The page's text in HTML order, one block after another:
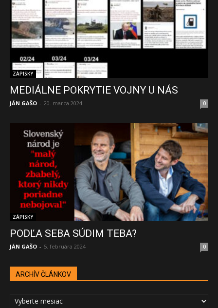
ZÁPISKY
MEDIÁLNE POKRYTIE VOJNY U NÁS
JÁN GAŠO - 20. marca 2024 0
ZÁPISKY
PODĽA SEBA SÚDIM TEBA?
JÁN GAŠO - 5. februára 2024 0
ARCHÍV ČLÁNKOV
ARCHÍV
ČLÁNKOV